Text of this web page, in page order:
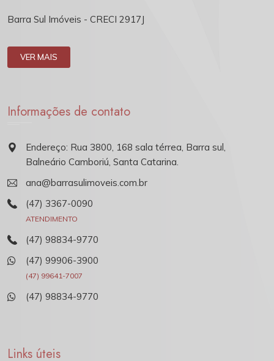
Barra Sul Imóveis - CRECI 2917J
VER MAIS
Informações de contato
Endereço: Rua 3800, 168 sala térrea, Barra sul,
Balneário Camboriú, Santa Catarina.
ana@barrasulimoveis.com.br
(47) 3367-0090
ATENDIMENTO
(47) 98834-9770
(47) 99906-3900
(47) 99641-7007
(47) 98834-9770
Links úteis